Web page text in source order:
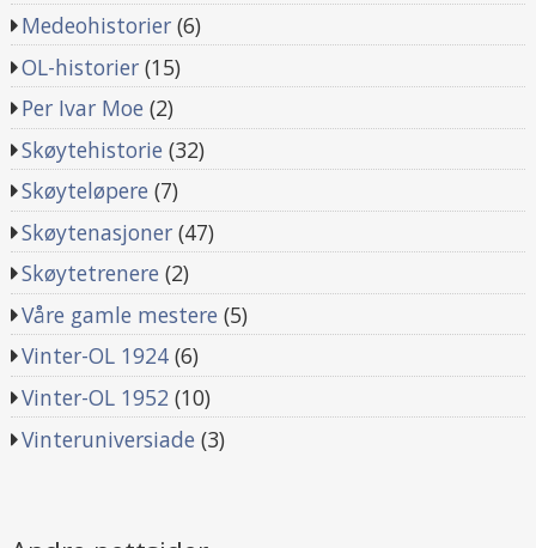
Medeohistorier (6)
OL-historier (15)
Per Ivar Moe (2)
Skøytehistorie (32)
Skøyteløpere (7)
Skøytenasjoner (47)
Skøytetrenere (2)
Våre gamle mestere (5)
Vinter-OL 1924 (6)
Vinter-OL 1952 (10)
Vinteruniversiade (3)